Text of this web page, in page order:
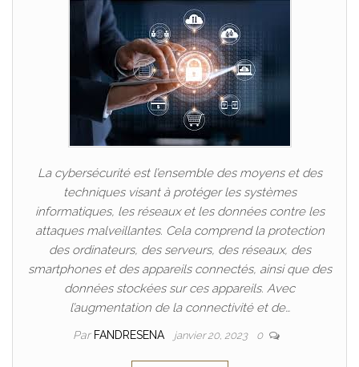
La cybersécurité est l’ensemble des moyens et des
techniques visant à protéger les systèmes
informatiques, les réseaux et les données contre les
attaques malveillantes. Cela comprend la protection
des ordinateurs, des serveurs, des réseaux, des
smartphones et des appareils connectés, ainsi que des
données stockées sur ces appareils. Avec
l’augmentation de la connectivité et de…
Par FANDRESENA janvier 20, 2023 0